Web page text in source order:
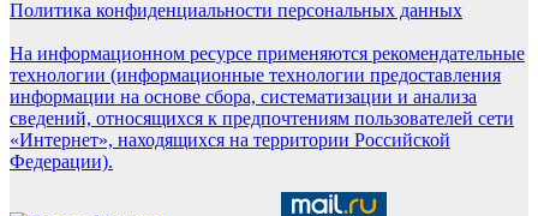
Политика конфиденциальности персональных данных
На информационном ресурсе применяются рекомендательные
технологии (информационные технологии предоставления
информации на основе сбора, систематизации и анализа
сведений, относящихся к предпочтениям пользователей сети
«Интернет», находящихся на территории Российской
Федерации).